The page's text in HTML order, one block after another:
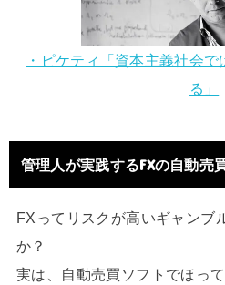
・ピケティ「資本主義社会
る」
管理人が実践するFXの自動売
FXってリスクが高いギャンブ
か？
実は、自動売買ソフトでほっ